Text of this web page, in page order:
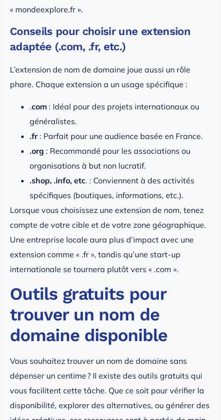
« mondeexplore.fr ».
Conseils pour choisir une extension
adaptée (.com, .fr, etc.)
L’extension de nom de domaine joue aussi un rôle
phare. Chaque extension a un usage spécifique :
.com : Idéal pour des projets internationaux ou
généralistes.
.fr: Parfait pour une audience basée en France.
.org : Recommandé pour les associations ou
organisations à but non lucratif.
.shop, .info, etc. : Conviennent à des activités
spécifiques (boutiques, informations, etc.).
Lorsque vous choisissez une extension de nom, tenez
compte de votre cible et de votre zone géographique.
Une entreprise locale aura plus d’impact avec une
extension comme « .fr », tandis qu’une start-up
internationale se tournera plutôt vers « .com ».
Outils gratuits pour
trouver un nom de
domaine disponible
Vous souhaitez trouver un nom de domaine sans
dépenser un centime ? Il existe des outils gratuits qui
vous facilitent cette tâche. Que ce soit pour vérifier la
disponibilité, explorer des alternatives, ou générer des